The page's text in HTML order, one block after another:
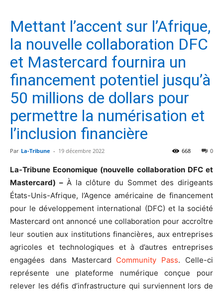
Mettant l’accent sur l’Afrique,
la nouvelle collaboration DFC
et Mastercard fournira un
financement potentiel jusqu’à
50 millions de dollars pour
permettre la numérisation et
l’inclusion financière
Par La-Tribune - 19 décembre 2022 0
668
La-Tribune Economique (nouvelle collaboration DFC et
Mastercard) – À la clôture du Sommet des dirigeants
États-Unis-Afrique, l’Agence américaine de financement
pour le développement international (DFC) et la société
Mastercard ont annoncé une collaboration pour accroître
leur soutien aux institutions financières, aux entreprises
agricoles et technologiques et à d’autres entreprises
engagées dans Mastercard Community Pass. Celle-ci
représente une plateforme numérique conçue pour
relever les défis d’infrastructure qui surviennent lors de